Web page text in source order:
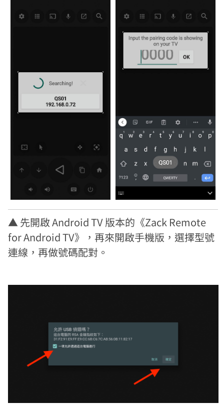
▲ 先開啟 Android TV 版本的《Zack Remote
for Android TV》，再來開啟手機版，選擇型號
連線，再做號碼配對。